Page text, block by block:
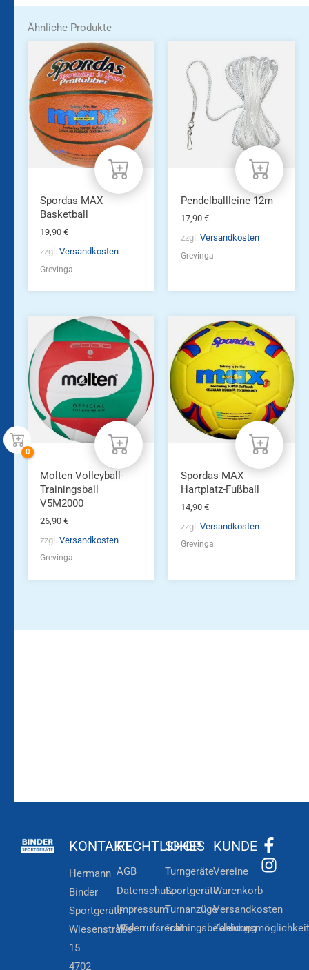
Ähnliche Produkte
Spordas MAX
Basketball
19,90 €
zzgl. Versandkosten
Grevinga
Pendelballleine 12m
17,90 €
zzgl. Versandkosten
Grevinga
Molten Volleyball-
Trainingsball
V5M2000
26,90 €
zzgl. Versandkosten
Grevinga
Spordas MAX
Hartplatz-Fußball
14,90 €
zzgl. Versandkosten
Grevinga
KONTAKT
Hermann
Binder
Sportgeräte
Wiesenstraße
15
4702
RECHTLICHES
AGB
Datenschutz
Impressum
Widerrufsrecht
SHOP
Turngeräte
Sportgeräte
Turnanzüge
Trainingsbekleidung
KUNDE
Vereine
Warenkorb
Versandkosten